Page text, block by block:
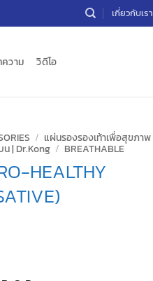
เกี่ยวกับเรา
วาม วิดีโอ
/ แผ่นรองรองเท้าเพื่อสุขภาพ
| Dr.Kong / BREATHABLE
HEALTHY